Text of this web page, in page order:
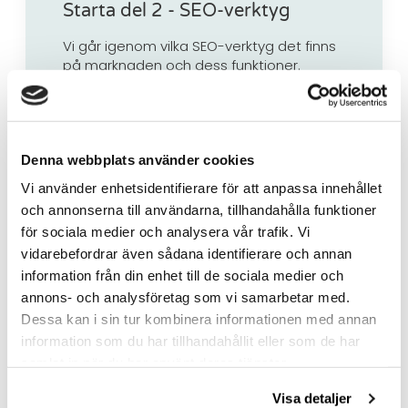
Denna webbplats använder cookies
Vi använder enhetsidentifierare för att anpassa innehållet
och annonserna till användarna, tillhandahålla funktioner
för sociala medier och analysera vår trafik. Vi
vidarebefordrar även sådana identifierare och annan
information från din enhet till de sociala medier och
annons- och analysföretag som vi samarbetar med.
Dessa kan i sin tur kombinera informationen med annan
information som du har tillhandahållit eller som de har
Visa detaljer
Starta del 2 - SEO-verktyg
Vi går igenom vilka SEO-verktyg det finns
på marknaden och dess funktioner.
Starta del 3 - Sökordsanalys
Vi lär dig hur du genomför en
sökordsanalys och vad du skall tänka på i
val av sökord och söktermer.